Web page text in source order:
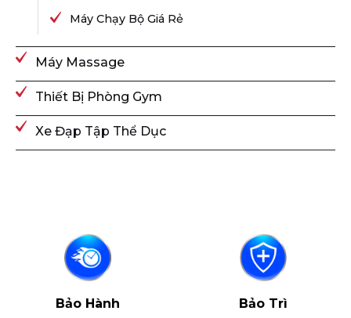
Máy Chạy Bộ Giá Rẻ
Máy Massage
Thiết Bị Phòng Gym
Xe Đạp Tập Thể Dục
Bảo Hành Bảo Trì